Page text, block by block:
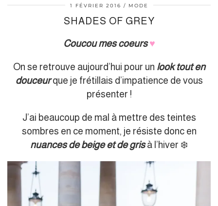
1 FÉVRIER 2016 MODE
SHADES OF GREY
Coucou mes coeurs ♥︎
On se retrouve aujourd’hui pour un look tout en
douceurque je frétillais d’impatience de vous
présenter !
J’ai beaucoup de mal à mettre des teintes
sombres en ce moment, je résiste donc en
nuances de beige et de gris à l’hiver ❄️